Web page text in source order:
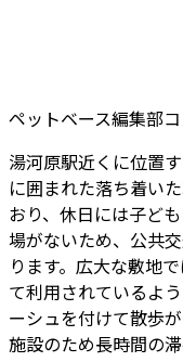
ペットベース編集部
湯河原駅近くに位置
に囲まれた落ち着い
おり、休日には子ど
場がないため、公共
ります。広大な敷地
て利用されているよ
ーシュを付けて散歩
施設のため長時間の